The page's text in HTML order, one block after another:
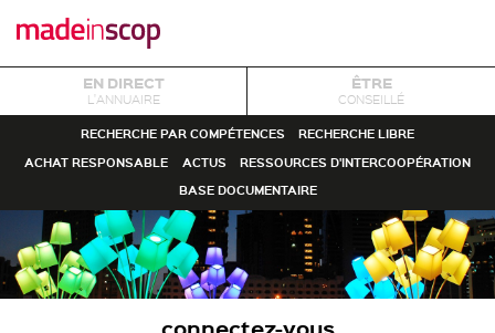
EN DIRECT
L'ANNUAIRE
ÊTRE
CONSEILLÉ
RECHERCHE PAR COMPÉTENCES
RECHERCHE LIBRE
ACHAT RESPONSABLE
ACTUS
RESSOURCES D'INTERCOOPÉRATION
BASE DOCUMENTAIRE